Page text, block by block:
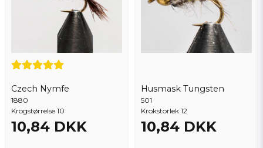
Czech Nymfe
1880
Krogstørrelse 10
10,84 DKK
Husmask Tungsten
501
Krokstorlek 12
10,84 DKK